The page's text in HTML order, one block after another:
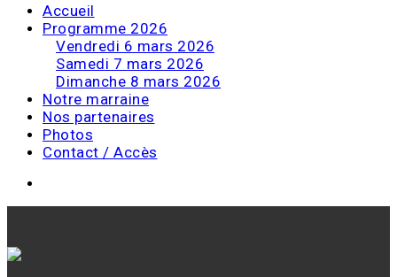
Accueil
Programme 2026
Vendredi 6 mars 2026
Samedi 7 mars 2026
Dimanche 8 mars 2026
Notre marraine
Nos partenaires
Photos
Contact / Accès